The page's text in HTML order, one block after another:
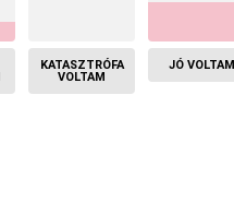
KATASZTRÓFA
VOLTAM
JÓ VOLTAM